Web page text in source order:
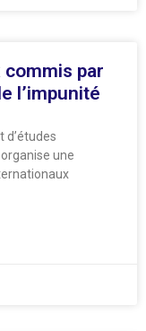
par
l’impunité
d’études
une